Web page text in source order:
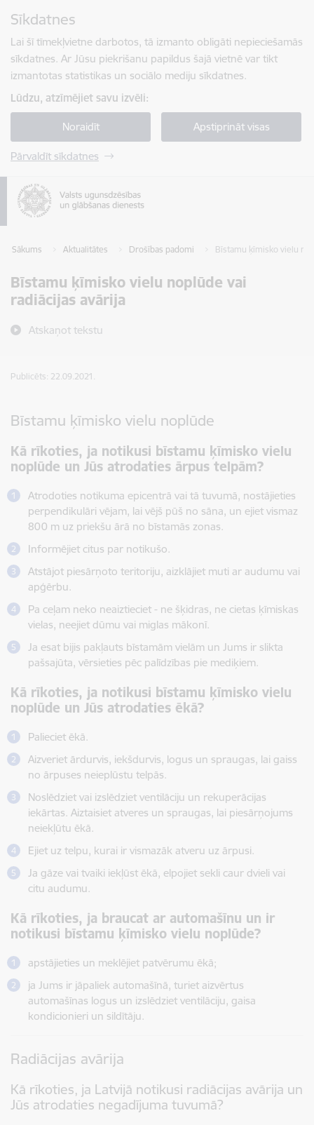
Sīkdatnes
Lai šī tīmekļvietne darbotos, tā izmanto obligāti nepieciešamās
sīkdatnes. Ar Jūsu piekrišanu papildus šajā vietnē var tikt
izmantotas statistikas un sociālo mediju sīkdatnes.
Lūdzu, atzīmējiet savu izvēli:
Noraidīt Apstiprināt visas
Pārvaldīt sīkdatnes
Sākums Aktualitātes Drošības padomi Bīstamu ķīmisko vielu
Bīstamu ķīmisko vielu noplūde vai
radiācijas avārija
Atskaņot tekstu
Publicēts: 22.09.2021.
Bīstamu ķīmisko vielu noplūde
Kā rīkoties, ja notikusi bīstamu ķīmisko vielu
noplūde un Jūs atrodaties ārpus telpām?
Atrodoties notikuma epicentrā vai tā tuvumā, nostājieties
perpendikulāri vējam, lai vējš pūš no sāna, un ejiet vismaz
800 m uz priekšu ārā no bīstamās zonas.
Informējiet citus par notikušo.
Atstājot piesārņoto teritoriju, aizklājiet muti ar audumu vai
apģērbu.
Pa ceļam neko neaiztieciet - ne šķidras, ne cietas ķīmiskas
vielas, neejiet dūmu vai miglas mākonī.
Ja esat bijis pakļauts bīstamām vielām un Jums ir slikta
pašsajūta, vērsieties pēc palīdzības pie mediķiem.
Kā rīkoties, ja notikusi bīstamu ķīmisko vielu
noplūde un Jūs atrodaties ēkā?
Palieciet ēkā.
Aizveriet ārdurvis, iekšdurvis, logus un spraugas, lai gaiss
no ārpuses neieplūstu telpās.
Noslēdziet vai izslēdziet ventilāciju un rekuperācijas
iekārtas. Aiztaisiet atveres un spraugas, lai piesārņojums
neiekļūtu ēkā.
Ejiet uz telpu, kurai ir vismazāk atveru uz ārpusi.
Ja gāze vai tvaiki iekļūst ēkā, elpojiet sekli caur dvieli vai
citu audumu.
Kā rīkoties, ja braucat ar automašīnu un ir
notikusi bīstamu ķīmisko vielu noplūde?
apstājieties un meklējiet patvērumu ēkā;
ja Jums ir jāpaliek automašīnā, turiet aizvērtus
automašīnas logus un izslēdziet ventilāciju, gaisa
kondicionieri un sildītāju.
Radiācijas avārija
Kā rīkoties, ja Latvijā notikusi radiācijas avārija un
Jūs atrodaties negadījuma tuvumā?